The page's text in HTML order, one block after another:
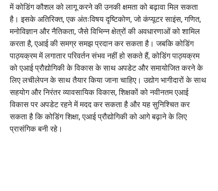
में कोडिंग कौशल को लागू करने की उनकी क्षमता को बढ़ावा मिल सकता
है। इसके अतिरिक्त, एक अंतःविषय दृष्टिकोण, जो कंप्यूटर साइंस, गणित,
मनोविज्ञान और नैतिकता, जैसे विभिन्न क्षेत्रों की अवधारणाओं को शामिल
करता है, एआई की समग्र समझ प्रदान कर सकता है। जबकि कोडिंग
पाठ्यक्रम में लगातार परिवर्तन संभव नहीं हो सकते हैं, कोडिंग पाठ्यक्रम
को एआई प्रौद्योगिकी के विकास के साथ अपडेट और समायोजित करने के
लिए लचीलेपन के साथ तैयार किया जाना चाहिए। उद्योग भागीदारों के साथ
सहयोग और निरंतर व्यावसायिक विकास, शिक्षकों को नवीनतम एआई
विकास पर अपडेट रहने में मदद कर सकता है और यह सुनिश्चित कर
सकता है कि कोडिंग शिक्षा, एआई प्रौद्योगिकी को आगे बढ़ाने के लिए
प्रासंगिक बनी रहे।